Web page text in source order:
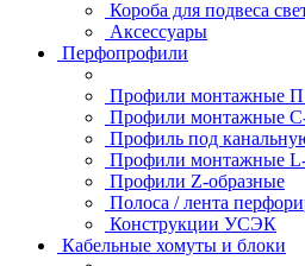
Короба для подвеса
Аксессуары
Перфопрофили
Профили монтажные П
Профили монтажные
Профиль под
Профили монтажные L-
Профили Z-образные
Полоса / лента
Конструкции УСЭК
Кабельные хомуты и блоки